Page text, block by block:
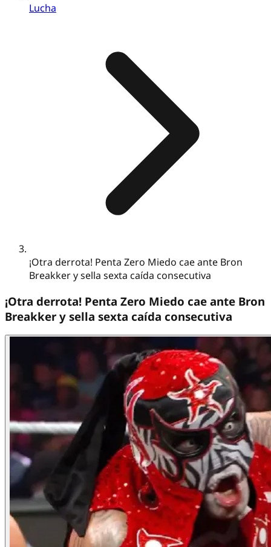
Lucha
¡Otra derrota! Penta Zero Miedo cae ante Bron
Breakker y sella sexta caída consecutiva
¡Otra derrota! Penta Zero Miedo cae ante Bron
Breakker y sella sexta caída consecutiva